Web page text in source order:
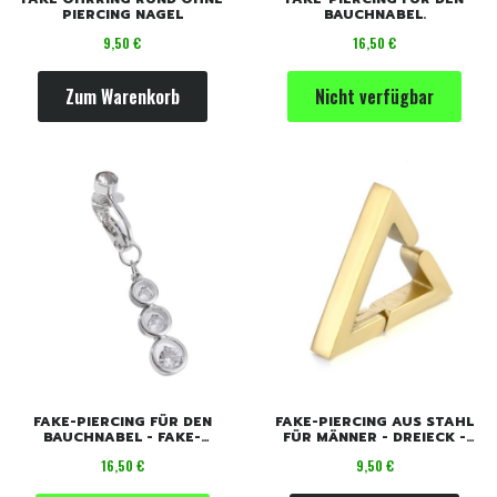
PIERCING NAGEL
Preis
9,50 €
Zum Warenkorb
BAUCHNABEL.
Preis
16,50 €
Nicht verfügbar
FAKE-PIERCING FÜR DEN
BAUCHNABEL - FAKE-
Preis
16,50 €
FAKE-PIERCING AUS STAHL
FÜR MÄNNER - DREIECK -
Preis
9,50 €